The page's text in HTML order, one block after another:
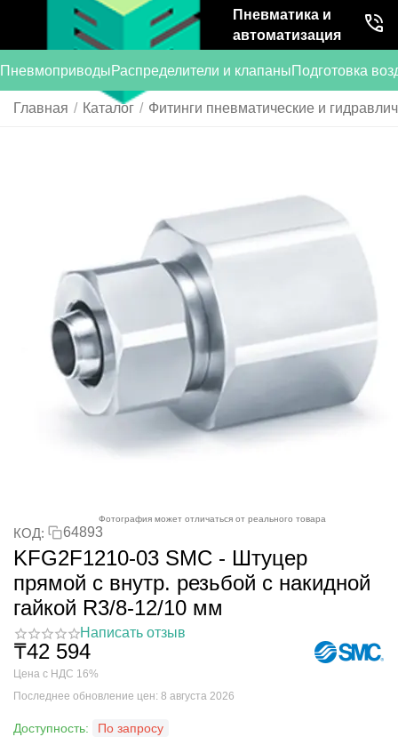
Пневматика и
автоматизация
ПневмоприводыРаспределители и клапаныПодготовка
Главная / Каталог / Фитинги пневматические и
Фотография может отличаться от реального товара
КОД: 64893
KFG2F1210-03 SMC - Штуцер
прямой с внутр. резьбой с накидной
гайкой R3/8-12/10 мм
Написать отзыв
₸42 594
Цена с НДС 16%
Последнее обновление цен: 8 августа 2026
Доступность:
По запросу